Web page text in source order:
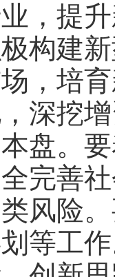
，提
构建
，培
深挖
盘。
完善
风险
等工